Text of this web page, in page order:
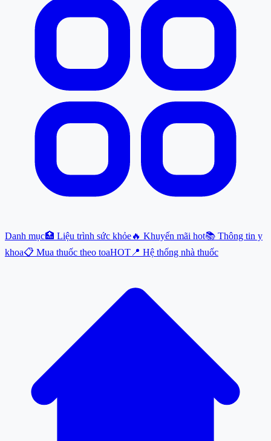
Danh mục🏥 Liệu trình sức khỏe🔥 Khuyến mãi hot📚 Thông tin y
khoa📋 Mua thuốc theo toaHOT 📍 Hệ thống nhà thuốc